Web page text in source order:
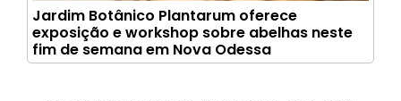
Jardim Botânico Plantarum oferece
exposição e workshop sobre abelhas neste
fim de semana em Nova Odessa